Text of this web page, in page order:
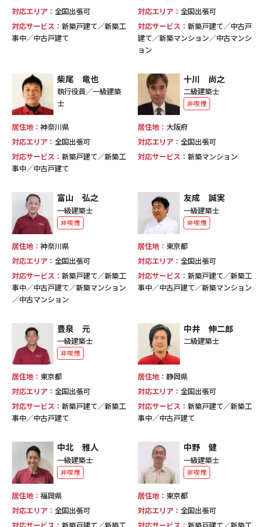
対応エリア： 全国出張可
対応サービス： 新築戸建て／新築工
事中／中古戸建て
対応エリア： 全国出張可
対応サービス：新築戸建て／中古戸
建て／新築マンション／中古マンシ
ョン
柴尾 竜也
執行役員／一級建築
士
居住地： 神奈川県
対応エリア： 全国出張可
対応サービス： 新築戸建て／新築工
事中／中古戸建て
十川 尚之
二級建築士
非喫煙
居住地： 大阪府
対応エリア： 全国出張可
対応サービス：新築マンション
富山 弘之
一級建築士
非喫煙
居住地： 神奈川県
対応エリア： 全国出張可
対応サービス： 新築戸建て／新築工
事中／中古戸建て／新築マンション
／中古マンション
友成 誠実
一級建築士
非喫煙
居住地： 東京都
対応エリア： 全国出張可
対応サービス：新築戸建て／新築工
事中／中古戸建て／新築マンション
豊泉 元
一級建築士
非喫煙
居住地： 東京都
対応エリア： 全国出張可
対応サービス： 新築戸建て／新築工
事中／中古戸建て
中井 伸二郎
二級建築士
居住地：静岡県
対応エリア： 全国出張可
対応サービス：新築戸建て／新築工
事中／中古戸建て
中北 雅人
一級建築士
非喫煙
居住地： 福岡県
対応エリア： 全国出張可
中野 健
一級建築士
非喫煙
居住地： 東京都
対応エリア： 全国出張可